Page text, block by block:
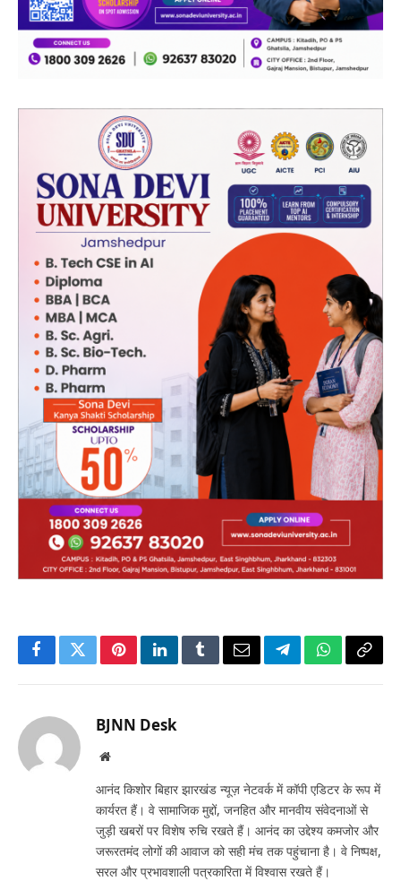
FacebookTwitterPinterestLinkedInTumblrEmailTelegramWhatsApp
Copy
BJNN Desk
Website
आनंद किशोर बिहार झारखंड न्यूज़ नेटवर्क में कॉपी एडिटर के रूप में
कार्यरत हैं। वे सामाजिक मुद्दों, जनहित और मानवीय संवेदनाओं से
जुड़ी खबरों पर विशेष रुचि रखते हैं। आनंद का उद्देश्य कमजोर और
जरूरतमंद लोगों की आवाज को सही मंच तक पहुंचाना है। वे निष्पक्ष,
सरल और प्रभावशाली पत्रकारिता में विश्वास रखते हैं।